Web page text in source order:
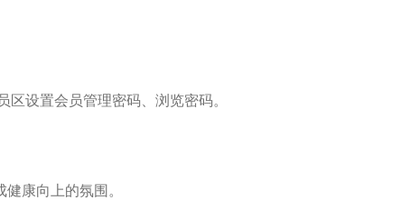
设置会员管理密码、浏览密码。
康向上的氛围。